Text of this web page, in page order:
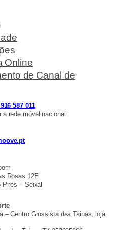
Online
de Canal de
587 011
a rede móvel nacional
Rosas 12E
Pires – Seixal
– Centro Grossista das Taipas, loja